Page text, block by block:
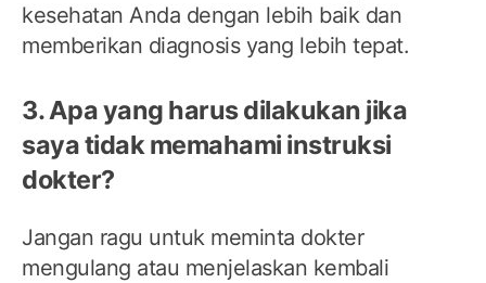
kesehatan Anda dengan lebih baik dan
memberikan diagnosis yang lebih tepat.
3. Apa yang harus dilakukan jika
saya tidak memahami instruksi
dokter?
Jangan ragu untuk meminta dokter
mengulang atau menjelaskan kembali